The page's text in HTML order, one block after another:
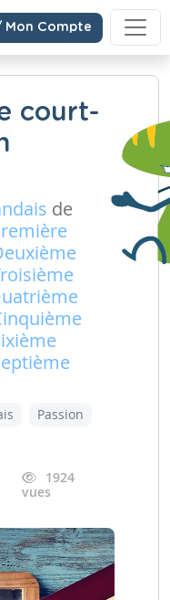
Mon Compte
court-
de
Passion
1924
vues